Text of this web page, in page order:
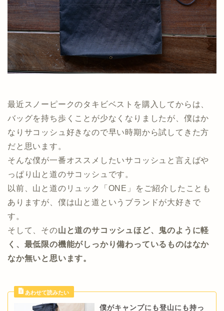
最近スノーピークのタキビベストを購入してからは、
バッグを持ち歩くことが少なくなりましたが、僕はか
なりサコッシュ好きなので早い時期から試してきた方
だと思います。
そんな僕が一番オススメしたいサコッシュと言えばや
っぱり山と道のサコッシュです。
以前、山と道のリュック「ONE」をご紹介したことも
ありますが、僕は山と道というブランドが大好きで
す。
そして、その山と道のサコッシュほど、鬼のように軽
く、最低限の機能がしっかり備わっているものはなか
なか無いと思います。
僕がキャンプにも登山にも持っ